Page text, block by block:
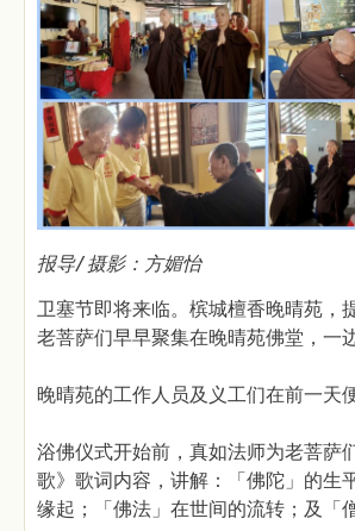
报导/摄影：方媚怡
卫塞节即将来临。槟城檀香晚晴苑，
老菩萨们早早聚集在晚晴苑佛堂，一
晚晴苑的工作人员及义工们在前一天
浴佛仪式开始前，真如法师为老菩萨
歌》歌词内容，讲解：「佛陀」的生
缘起；「佛法」在世间的流转；及「